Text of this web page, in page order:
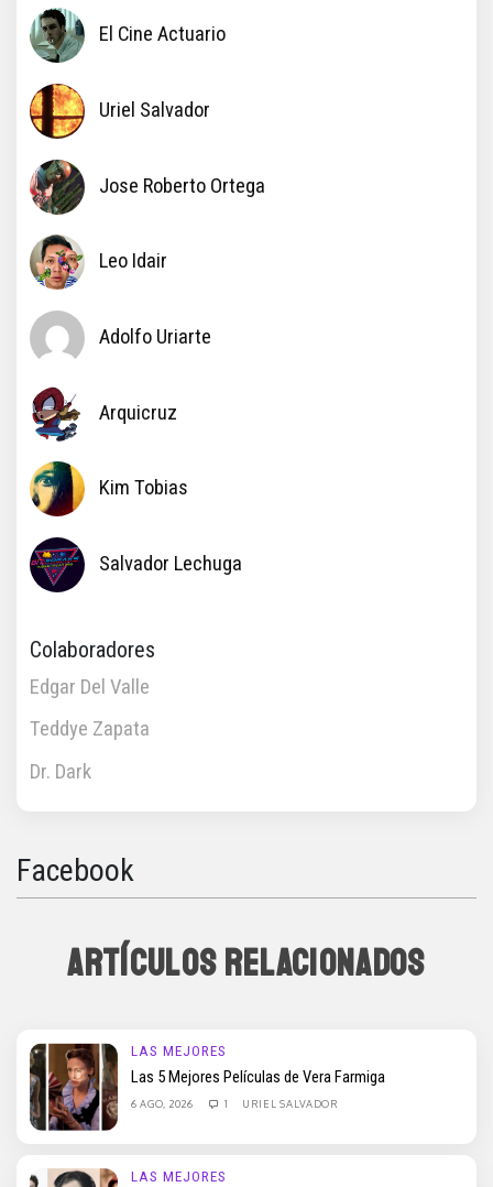
El Cine Actuario
Uriel Salvador
Jose Roberto Ortega
Leo Idair
Adolfo Uriarte
Arquicruz
Kim Tobias
Salvador Lechuga
Colaboradores
Edgar Del Valle
Teddye Zapata
Dr. Dark
Facebook
ARTÍCULOS RELACIONADOS
LAS MEJORES
Las 5 Mejores Películas de Vera Farmiga
6 AGO, 2026 1 URIEL SALVADOR
LAS MEJORES